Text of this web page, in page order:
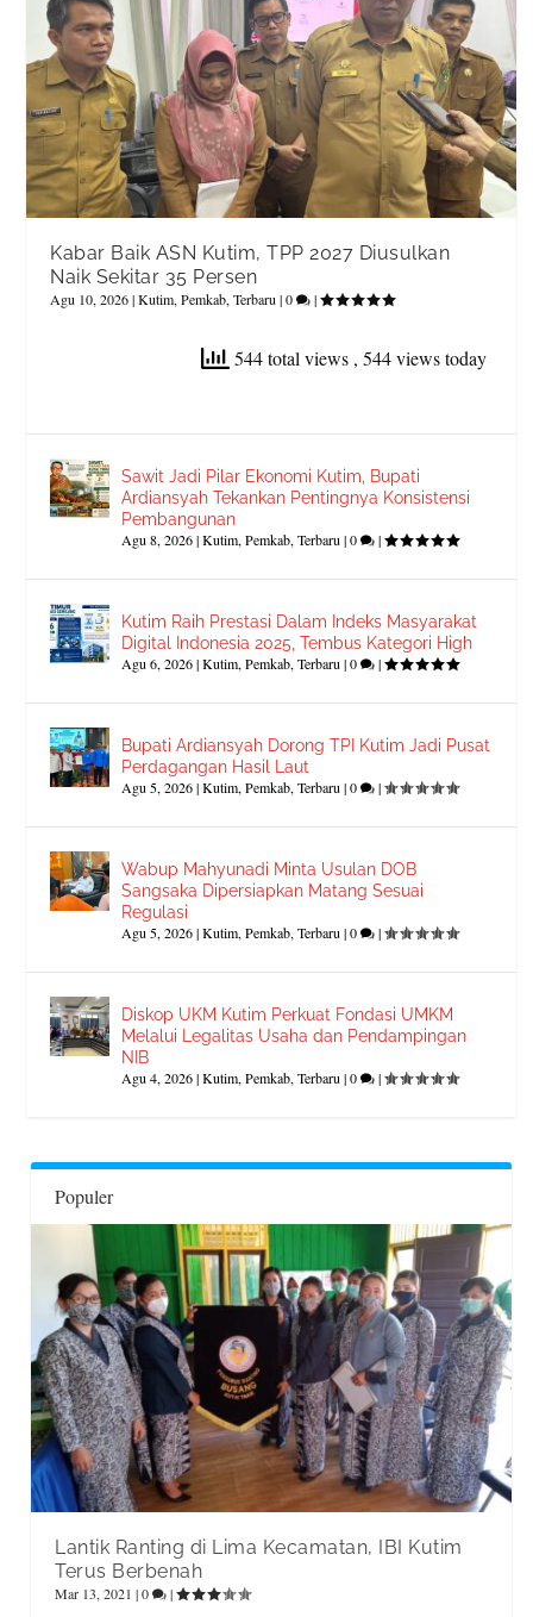
Kabar Baik ASN Kutim, TPP 2027 Diusulkan
Naik Sekitar 35 Persen
Agu 10, 2026|Kutim,Pemkab,Terbaru |0 |
544 total views , 544 views today
Sawit Jadi Pilar Ekonomi Kutim, Bupati
Ardiansyah Tekankan Pentingnya Konsistensi
Pembangunan
Agu 8, 2026|Kutim,Pemkab,Terbaru |0 |
Kutim Raih Prestasi Dalam Indeks Masyarakat
Digital Indonesia 2025, Tembus Kategori High
Agu 6, 2026|Kutim,Pemkab,Terbaru |0 |
Bupati Ardiansyah Dorong TPI Kutim Jadi Pusat
Perdagangan Hasil Laut
Agu 5, 2026|Kutim,Pemkab,Terbaru |0 |
Wabup Mahyunadi Minta Usulan DOB
Sangsaka Dipersiapkan Matang Sesuai
Regulasi
Agu 5, 2026|Kutim,Pemkab,Terbaru |0 |
Diskop UKM Kutim Perkuat Fondasi UMKM
Melalui Legalitas Usaha dan Pendampingan
NIB
Agu 4, 2026|Kutim,Pemkab,Terbaru |0 |
Populer
Lantik Ranting di Lima Kecamatan, IBI Kutim
Terus Berbenah
Mar 13, 2021 |0 |